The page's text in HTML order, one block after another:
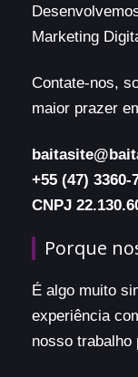
Marketing
Contate-nos,
maior prazer
+55 (47) 3360-
CNPJ
Porque
É algo muito
experiência
nosso trabalho